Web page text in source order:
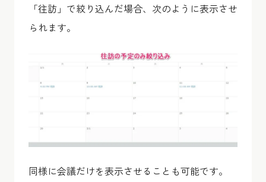
「往訪」で絞り込んだ場合、次のように表示させ
られます。
同様に会議だけを表示させることも可能です。